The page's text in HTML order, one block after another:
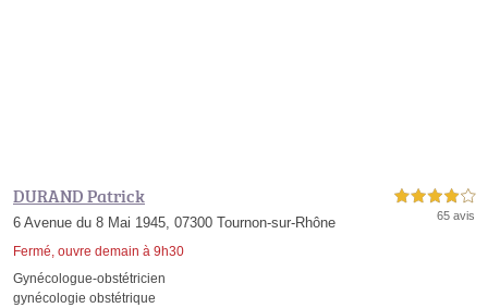
DURAND Patrick
6 Avenue du 8 Mai 1945, 07300 Tournon-sur-Rhône
Fermé, ouvre demain à 9h30
4,0 étoiles sur 5
65 avis
Gynécologue-obstétricien
gynécologie obstétrique